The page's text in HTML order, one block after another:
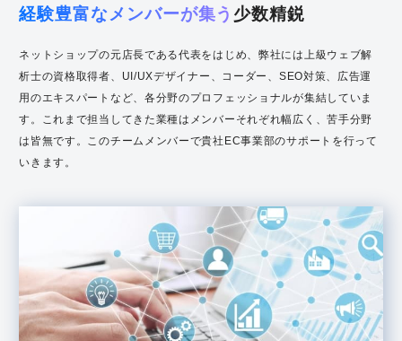
経験豊富なメンバーが集う少数精鋭
ネットショップの元店長である代表をはじめ、弊社には上級ウェブ解
析士の資格取得者、UI/UXデザイナー、コーダー、SEO対策、広告運
用のエキスパートなど、各分野のプロフェッショナルが集結していま
す。これまで担当してきた業種はメンバーそれぞれ幅広く、苦手分野
は皆無です。このチームメンバーで貴社EC事業部のサポートを行って
いきます。